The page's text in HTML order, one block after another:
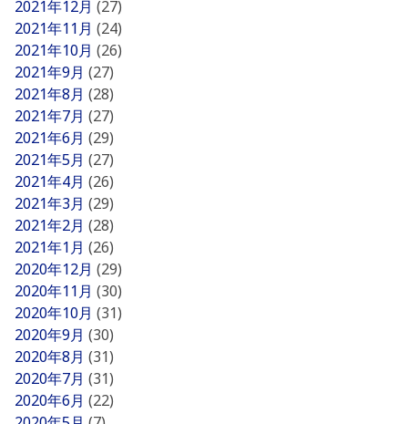
2021年12月 (27)
2021年11月 (24)
2021年10月 (26)
2021年9月 (27)
2021年8月 (28)
2021年7月 (27)
2021年6月 (29)
2021年5月 (27)
2021年4月 (26)
2021年3月 (29)
2021年2月 (28)
2021年1月 (26)
2020年12月 (29)
2020年11月 (30)
2020年10月 (31)
2020年9月 (30)
2020年8月 (31)
2020年7月 (31)
2020年6月 (22)